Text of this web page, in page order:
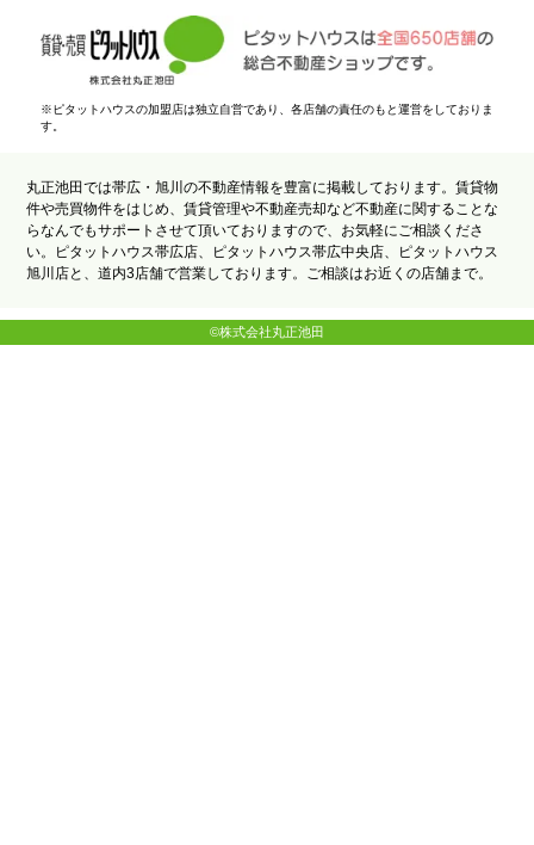
※ピタットハウスの加盟店は独立自営であり、各店舗の責任のもと運営をしておりま
す。
丸正池田では帯広・旭川の不動産情報を豊富に掲載しております。賃貸物
件や売買物件をはじめ、賃貸管理や不動産売却など不動産に関することな
らなんでもサポートさせて頂いておりますので、お気軽にご相談くださ
い。ピタットハウス帯広店、ピタットハウス帯広中央店、ピタットハウス
旭川店と、道内3店舗で営業しております。ご相談はお近くの店舗まで。
©株式会社丸正池田